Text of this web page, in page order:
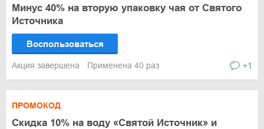
Минус 40% на вторую упаковку чая от Святого
Источника
Воспользоваться
Акция завершена Применена 40 раз +1
ПРОМОКОД
Скидка 10% на воду «Святой Источник» и